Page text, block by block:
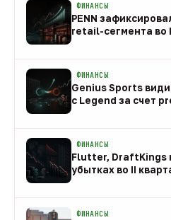
ФИНАНСЫ
PENN
retail-сегмента во
ФИНАНСЫ
Genius Sports
с Legend за счет
ФИНАНСЫ
Flutter, DraftKings
убытках во II
ФИНАНСЫ